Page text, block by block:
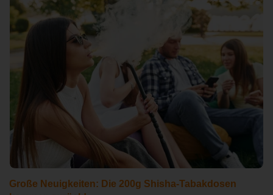
Große Neuigkeiten: Die 200g Shisha-Tabakdosen